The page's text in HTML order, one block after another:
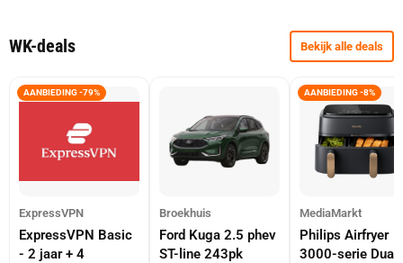
WK-deals Bekijk alle deals
AANBIEDING -79%
ExpressVPN
ExpressVPN Basic
- 2 jaar + 4
Broekhuis
Ford Kuga 2.5 phev
ST-line 243pk
AANBIEDING -8%
MediaMarkt
Philips Airfryer
3000-serie Dual